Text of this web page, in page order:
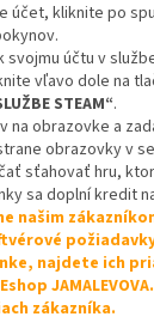
účet, kliknite po
svojmu účtu v
vľavo dole na
STEAM“.
na obrazovke a
obrazovky v
sťahovať hru,
sa doplní kredit
našim
najdete ich
zákazníka.